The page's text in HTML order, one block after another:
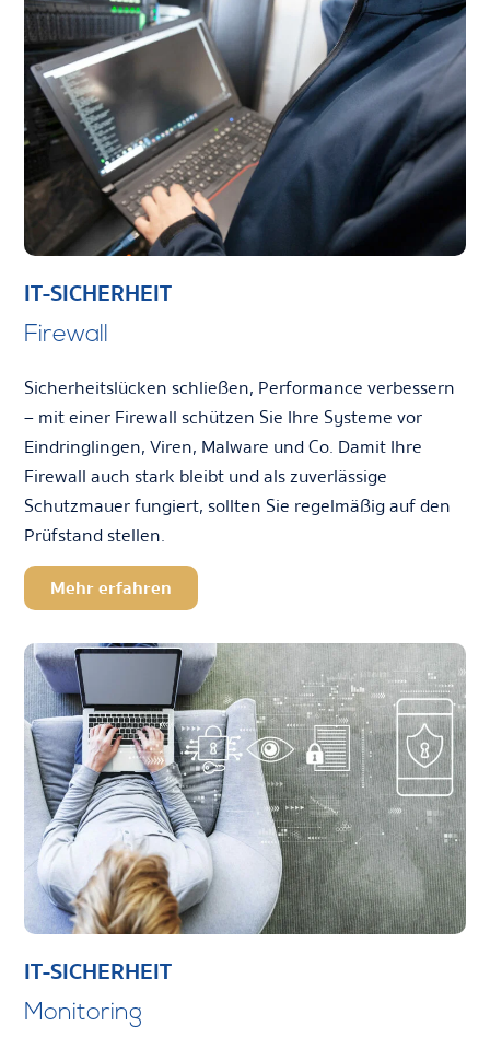
IT-SICHERHEIT
Firewall
Sicherheitslücken schließen, Performance verbessern
– mit einer Firewall schützen Sie Ihre Systeme vor
Eindringlingen, Viren, Malware und Co. Damit Ihre
Firewall auch stark bleibt und als zuverlässige
Schutzmauer fungiert, sollten Sie regelmäßig auf den
Prüfstand stellen.
Mehr erfahren
IT-SICHERHEIT
Monitoring